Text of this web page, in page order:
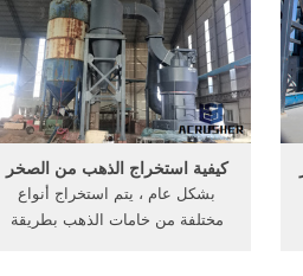
شكل عناقيد طويلة مختلطة بعناصر
أخرى، ولكن هذه العناصر سرعان
مااكتشاف ...
كيفية استخراج الذهب من الصخر
بشكل عام ، يتم استخراج أنواع
مختلفة من خامات الذهب بطريقة